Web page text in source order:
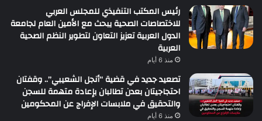
رئيس المكتب التنفيذي للمجلس العربي
للاختصاصات الصحية يبحث مع الأمين العام لجامعة
الدول العربية تعزيز التعاون لتطوير النظم الصحية
العربية
منذ 6 أيام
تصعيد جديد في قضية “أنجل الشعيبي”.. وقفتان
احتجاجيتان بعدن تطالبان بإعادة متهمة للسجن
والتحقيق في ملابسات الإفراج عن المحكومين
منذ 6 أيام